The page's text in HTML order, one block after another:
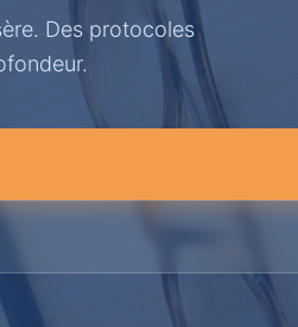
Des protocoles